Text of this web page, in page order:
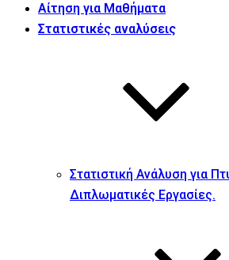
Αίτηση για Μαθήματα
Στατιστικές αναλύσεις
Στατιστική Ανάλυση για
Διπλωματικές Εργασίες.